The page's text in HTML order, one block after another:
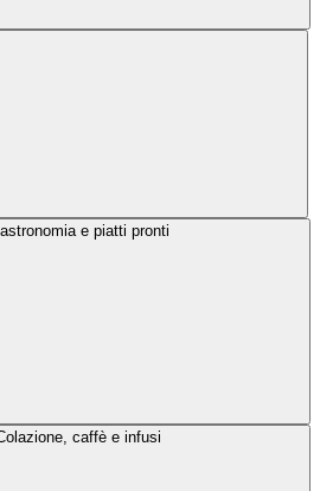
e piatti pronti
caffè e infusi